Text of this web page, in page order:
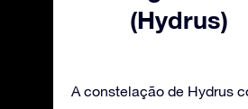
(Hydrus)
A constelação de Hydrus